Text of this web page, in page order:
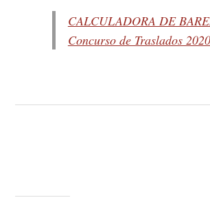
CALCULADORA DE
Concurso de Traslados